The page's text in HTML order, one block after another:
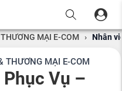
MẠI E-COM › Nhân
THƯƠNG MẠI E-COM
Vụ –